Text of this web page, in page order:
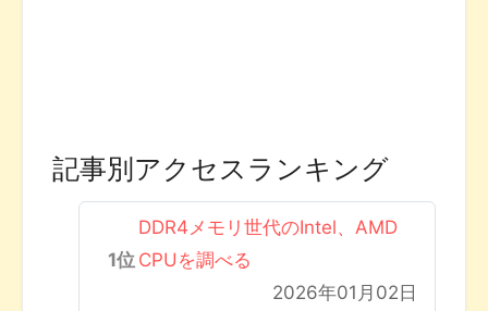
記事別アクセスランキング
DDR4メモリ世代のIntel、AMD
CPUを調べる
2026年01月02日